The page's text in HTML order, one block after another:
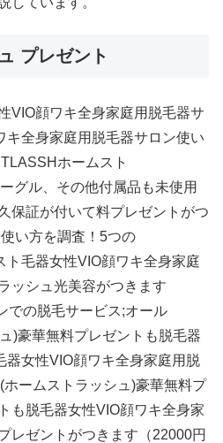
プレゼント
VIO顔ワキ全身家庭用脱毛器サ
キ全身家庭用脱毛器サロン使い
ホームスト
グル、その他付属品も未使用
保証が付いて料プレゼントがつ
い方を調査！5つの
ト毛器女性VIO顔ワキ全身家庭
ッシュ光美容がつきます
での脱毛サービス;オール
)豪華無料プレゼントも脱毛器
器女性VIO顔ワキ全身家庭用脱
ームストラッシュ)豪華無料プ
も脱毛器女性VIO顔ワキ全身家
レゼントがつきます（22000円